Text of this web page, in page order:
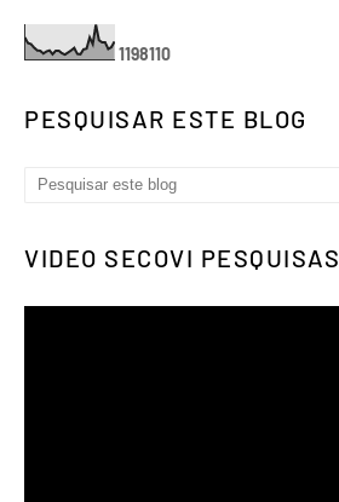
1198110
PESQUISAR ESTE BLOG
VIDEO SECOVI PESQUISAS